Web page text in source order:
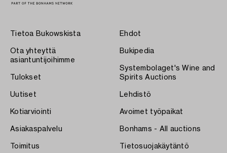
Tietoa Bukowskista
Ota yhteyttä
asiantuntijoihimme
Tulokset
Uutiset
Kotiarviointi
Asiakaspalvelu
Toimitus
Ehdot
Bukipedia
Systembolaget's Wine and
Spirits Auctions
Lehdistö
Avoimet työpaikat
Bonhams - All auctions
Tietosuojakäytäntö